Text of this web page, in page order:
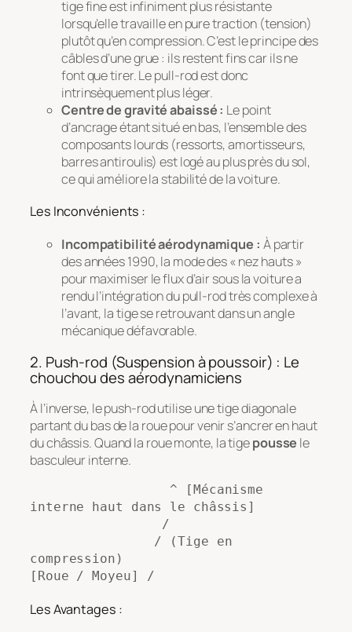
tige fine est infiniment plus résistante
lorsqu’elle travaille en pure traction (tension)
plutôt qu’en compression. C’est le principe des
câbles d’une grue : ils restent fins car ils ne
font que tirer. Le pull-rod est donc
intrinsèquement plus léger.
Centre de gravité abaissé : Le point
d’ancrage étant situé en bas, l’ensemble des
composants lourds (ressorts, amortisseurs,
barres antiroulis) est logé au plus près du sol,
ce qui améliore la stabilité de la voiture.
Les Inconvénients :
Incompatibilité aérodynamique : À partir
des années 1990, la mode des « nez hauts »
pour maximiser le flux d’air sous la voiture a
rendu l’intégration du pull-rod très complexe à
l’avant, la tige se retrouvant dans un angle
mécanique défavorable.
2. Push-rod (Suspension à poussoir) : Le
chouchou des aérodynamiciens
À l’inverse, le push-rod utilise une tige diagonale
partant du bas de la roue pour venir s’ancrer en haut
du châssis. Quand la roue monte, la tigepousse le
basculeur interne.
interne haut dans le châssis]
compression)
Les Avantages :